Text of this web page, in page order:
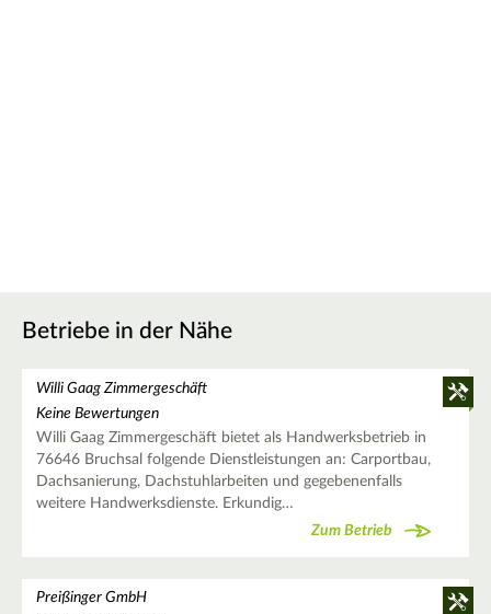
Betriebe in der Nähe
Willi Gaag Zimmergeschäft
Keine Bewertungen
Willi Gaag Zimmergeschäft bietet als Handwerksbetrieb in
76646 Bruchsal folgende Dienstleistungen an: Carportbau,
Dachsanierung, Dachstuhlarbeiten und gegebenenfalls
weitere Handwerksdienste. Erkundig…
Zum Betrieb
Preißinger GmbH